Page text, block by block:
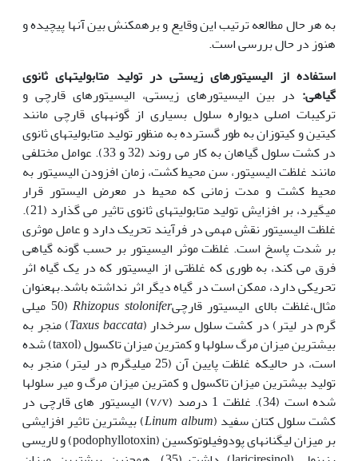
به هر حال مطالعه ترتیب این وقایع و برهم‎کنش بین آن‎ها پیچیده و
هنوز در حال بررسی است.
استفاده از الیسیتورهای زیستی در تولید متابولیتهای ثانوی
گیاهی: در بین الیسیتورهای زیستی، الیسیتورهای قارچی و
ترکیبات اصلی دیواره سلول بسیاری از گونه‎های قارچی مانند
کیتین و کیتوزان به طور گسترده به منظور تولید متابولیت‎های ثانوی
در کشت سلول گیاهان به کار می روند (32 و 33). عوامل مختلفی
مانند غلظت الیسیتور، سن محیط کشت، زمان افزودن الیسیتور به
محیط کشت و مدت زمانی که محیط در معرض الیستور قرار
می‎گیرد، بر افزایش تولید متابولیت‎های ثانوی تاثیر می گذارد (21).
غلظت الیسیتور نقش مهمی در فرآیند تحریک دارد و عامل موثری
بر شدت پاسخ است. غلظت موثر الیسیتور بر حسب گونه گیاهی
فرق می کند، به طوری که غلظتی از الیسیتور که در یک گیاه اثر
تحریکی دارد، ممکن است در گیاه دیگر اثر نداشته باشد.به‎عنوان
مثال،غلظت بالای الیسیتور قارچی
Rhizopus stolonifer
(50 میلی
گرم در لیتر) در کشت سلول سرخدار (
Taxusbaccata
) منجر به
بیشترین میزان مرگ سلول‎ها و کم‎ترین میزان تاکسول (taxol) شده
است، در حالی‎که غلظت پایین آن (25 میلی‎گرم در لیتر) منجر به
تولید بیشترین میزان تاکسول و کمترین میزان مرگ و میر سلول‎ها
شده است (34). غلظت 1 درصد (v/v) الیسیتور های قارچی در
کشت سلول کتان سفید (Linum album) بیشترین تاثیر افزایشی
بر میزان لیگنان‎های پودوفیلوتوکسین (podophyllotoxin) و لاریسی